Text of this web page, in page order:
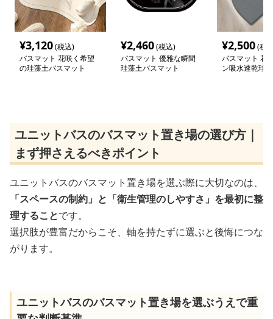
¥3,120(税込)
バスマット 花咲く希望
の珪藻土バスマット
¥2,460(税込)
バスマット 優雅な瞬間
珪藻土バスマット
¥2,500(税
バスマット 花
ン吸水速乾珪
ユニットバスのバスマット置き場の選び方｜
まず押さえるべきポイント
ユニットバスのバスマット置き場を選ぶ際に大切なのは、
「スペースの制約」と「衛生管理のしやすさ」を最初に整
理することです。
選択肢が豊富だからこそ、軸を持たずに選ぶと後悔につな
がります。
ユニットバスのバスマット置き場を選ぶうえで重